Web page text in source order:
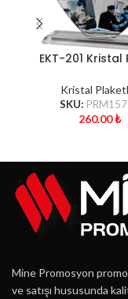
EKT-201 Kristal
Kristal
SKU:
260.00₺
Mine Promosyon
ve satışı hususunda